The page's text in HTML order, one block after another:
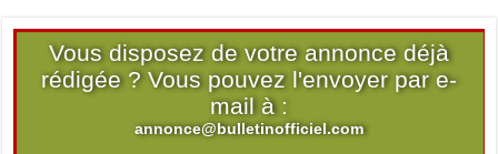
Vous disposez de votre annonce déjà
rédigée ? Vous pouvez l'envoyer par e-
mail à :
annonce@bulletinofficiel.com